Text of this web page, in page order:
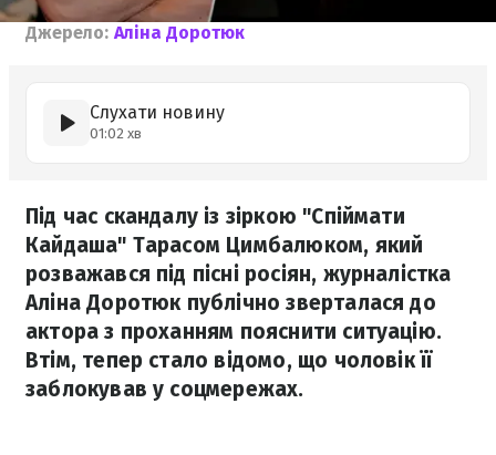
Джерело: Аліна Доротюк
Слухати новину
01:02 хв
Під час скандалу із зіркою "Спіймати
Кайдаша" Тарасом Цимбалюком, який
розважався під пісні росіян, журналістка
Аліна Доротюк публічно зверталася до
актора з проханням пояснити ситуацію.
Втім, тепер стало відомо, що чоловік її
заблокував у соцмережах.